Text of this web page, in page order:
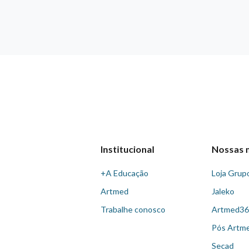
Institucional
+A Educação
Artmed
Trabalhe conosco
Nossas
Loja
Jaleko
Pós
Secad